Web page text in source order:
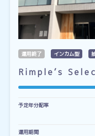
運用終了 インカム型
Rimple’s
予定年分配率
運用期間